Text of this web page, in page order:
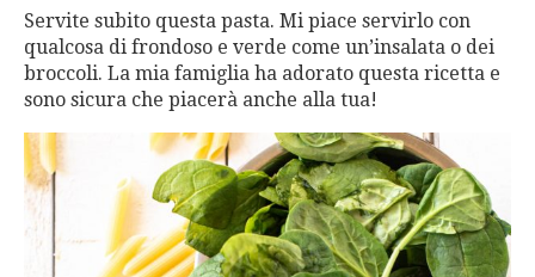
Servite subito questa pasta. Mi piace servirlo con
qualcosa di frondoso e verde come un’insalata o dei
broccoli. La mia famiglia ha adorato questa ricetta e
sono sicura che piacerà anche alla tua!